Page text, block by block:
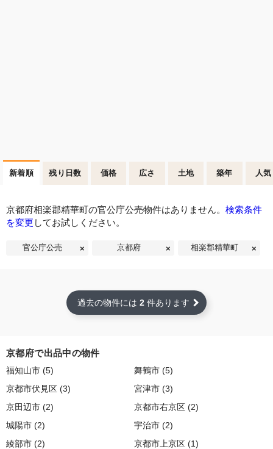
新着順 残り日数 価格 広さ 土地 築年 人気
京都府相楽郡精華町の官公庁公売物件はありません。 検索条件
を変更 してお試しください。
官公庁公売 京都府 相楽郡精華町
過去の物件には 2 件あります
京都府で出品中の物件
福知山市 (5) 舞鶴市 (5)
京都市伏見区 (3) 宮津市 (3)
京田辺市 (2) 京都市右京区 (2)
城陽市 (2) 宇治市 (2)
綾部市 (2) 京都市上京区 (1)